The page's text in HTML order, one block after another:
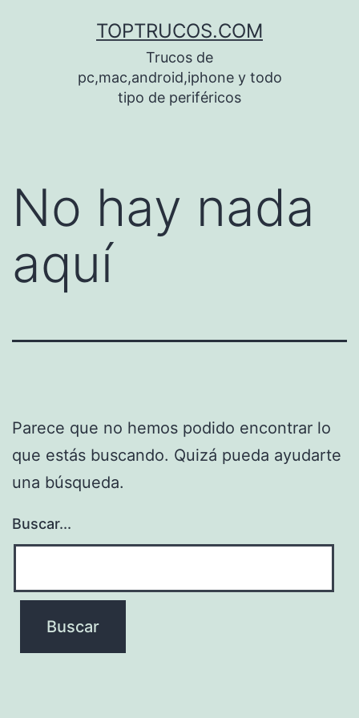
TOPTRUCOS.COM
Trucos de
pc,mac,android,iphone y todo
tipo de periféricos
No hay nada
aquí
Parece que no hemos podido encontrar lo
que estás buscando. Quizá pueda ayudarte
una búsqueda.
Buscar...